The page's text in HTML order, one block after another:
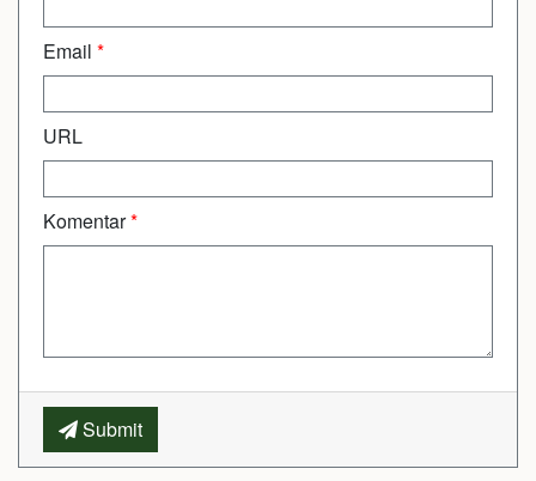
Email *
URL
Komentar*
Submit